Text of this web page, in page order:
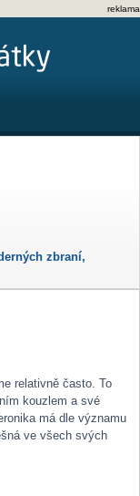
reklama
zbraní,
relativně často. To
kouzlem a své
má dle významu
ve všech svých